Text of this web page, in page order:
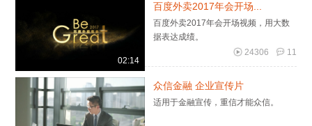
02:14
百度外卖2017年会开场...
百度外卖2017年会开场视频，用大数
据表达成绩。
11
24306
众信金融 企业宣传片
适用于金融宣传，重信才能众信。